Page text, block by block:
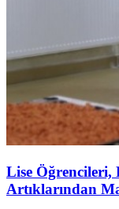
Lise Öğrencileri,
Artıklarından